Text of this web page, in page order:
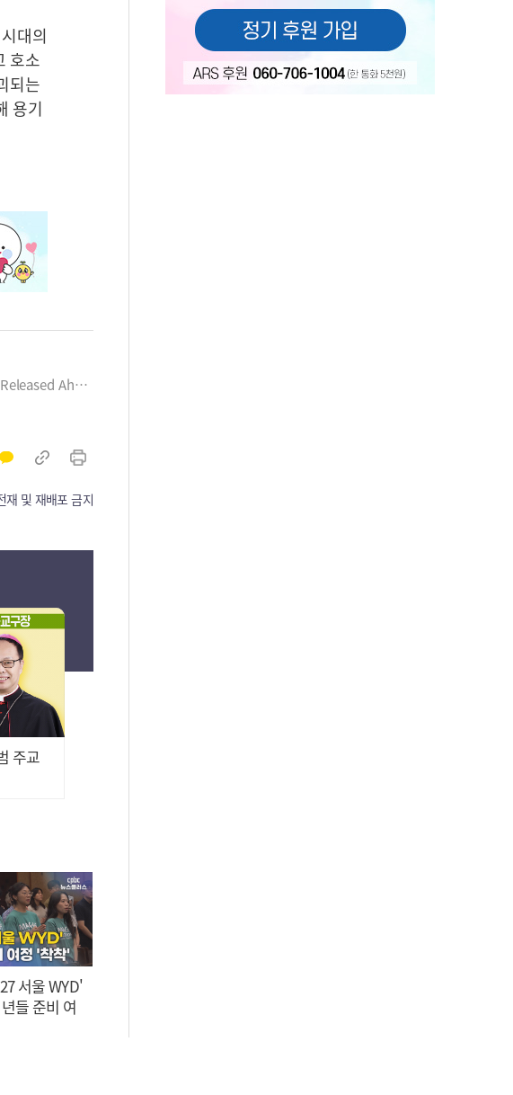
대의
호소
되는
용기
Youth Gathering
및 재배포 금지
주교
들 준비 여